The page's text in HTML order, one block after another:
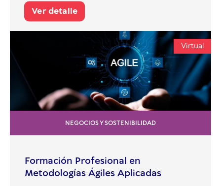
Ver detalle
Virtual
NEGOCIOS Y SOSTENIBILIDAD
Formación Profesional en
Metodologías Ágiles Aplicadas